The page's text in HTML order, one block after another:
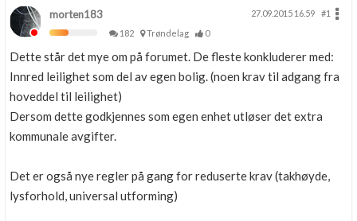
morten183 27.09.2015 16.59
#1
182
Trøndelag 0
Dette står det mye om på forumet. De fleste konkluderer med:
Innred leilighet som del av egen bolig. (noen krav til adgang fra
hoveddel til leilighet)
Dersom dette godkjennes som egen enhet utløser det extra
kommunale avgifter.
Det er også nye regler på gang for reduserte krav (takhøyde,
lysforhold, universal utforming)